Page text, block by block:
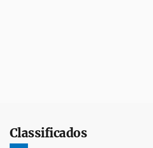
Classificados